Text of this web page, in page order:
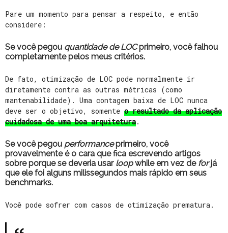
Pare um momento para pensar a respeito, e então
considere:
Se você pegou quantidade de LOCprimeiro, você falhou
completamente pelos meus critérios.
De fato, otimização de LOC pode normalmente ir
diretamente contra as outras métricas (como
mantenabilidade). Uma contagem baixa de LOC nunca
deve ser o objetivo, somente o resultado da aplicação
cuidadosa de uma boa arquitetura.
Se você pegou performanceprimeiro, você
provavelmente é o cara que fica escrevendo artigos
sobre porque se deveria usar loopwhile em vez de forjá
que ele foi alguns milissegundos mais rápido em seus
benchmarks.
Você pode sofrer com casos de otimização prematura.